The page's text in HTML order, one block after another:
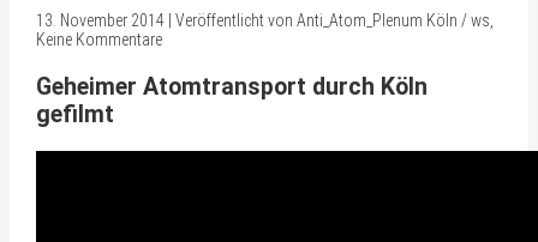
13. November 2014 | Veröffentlicht von Anti_Atom_Plenum Köln / ws,
Keine Kommentare
Geheimer Atomtransport durch Köln
gefilmt